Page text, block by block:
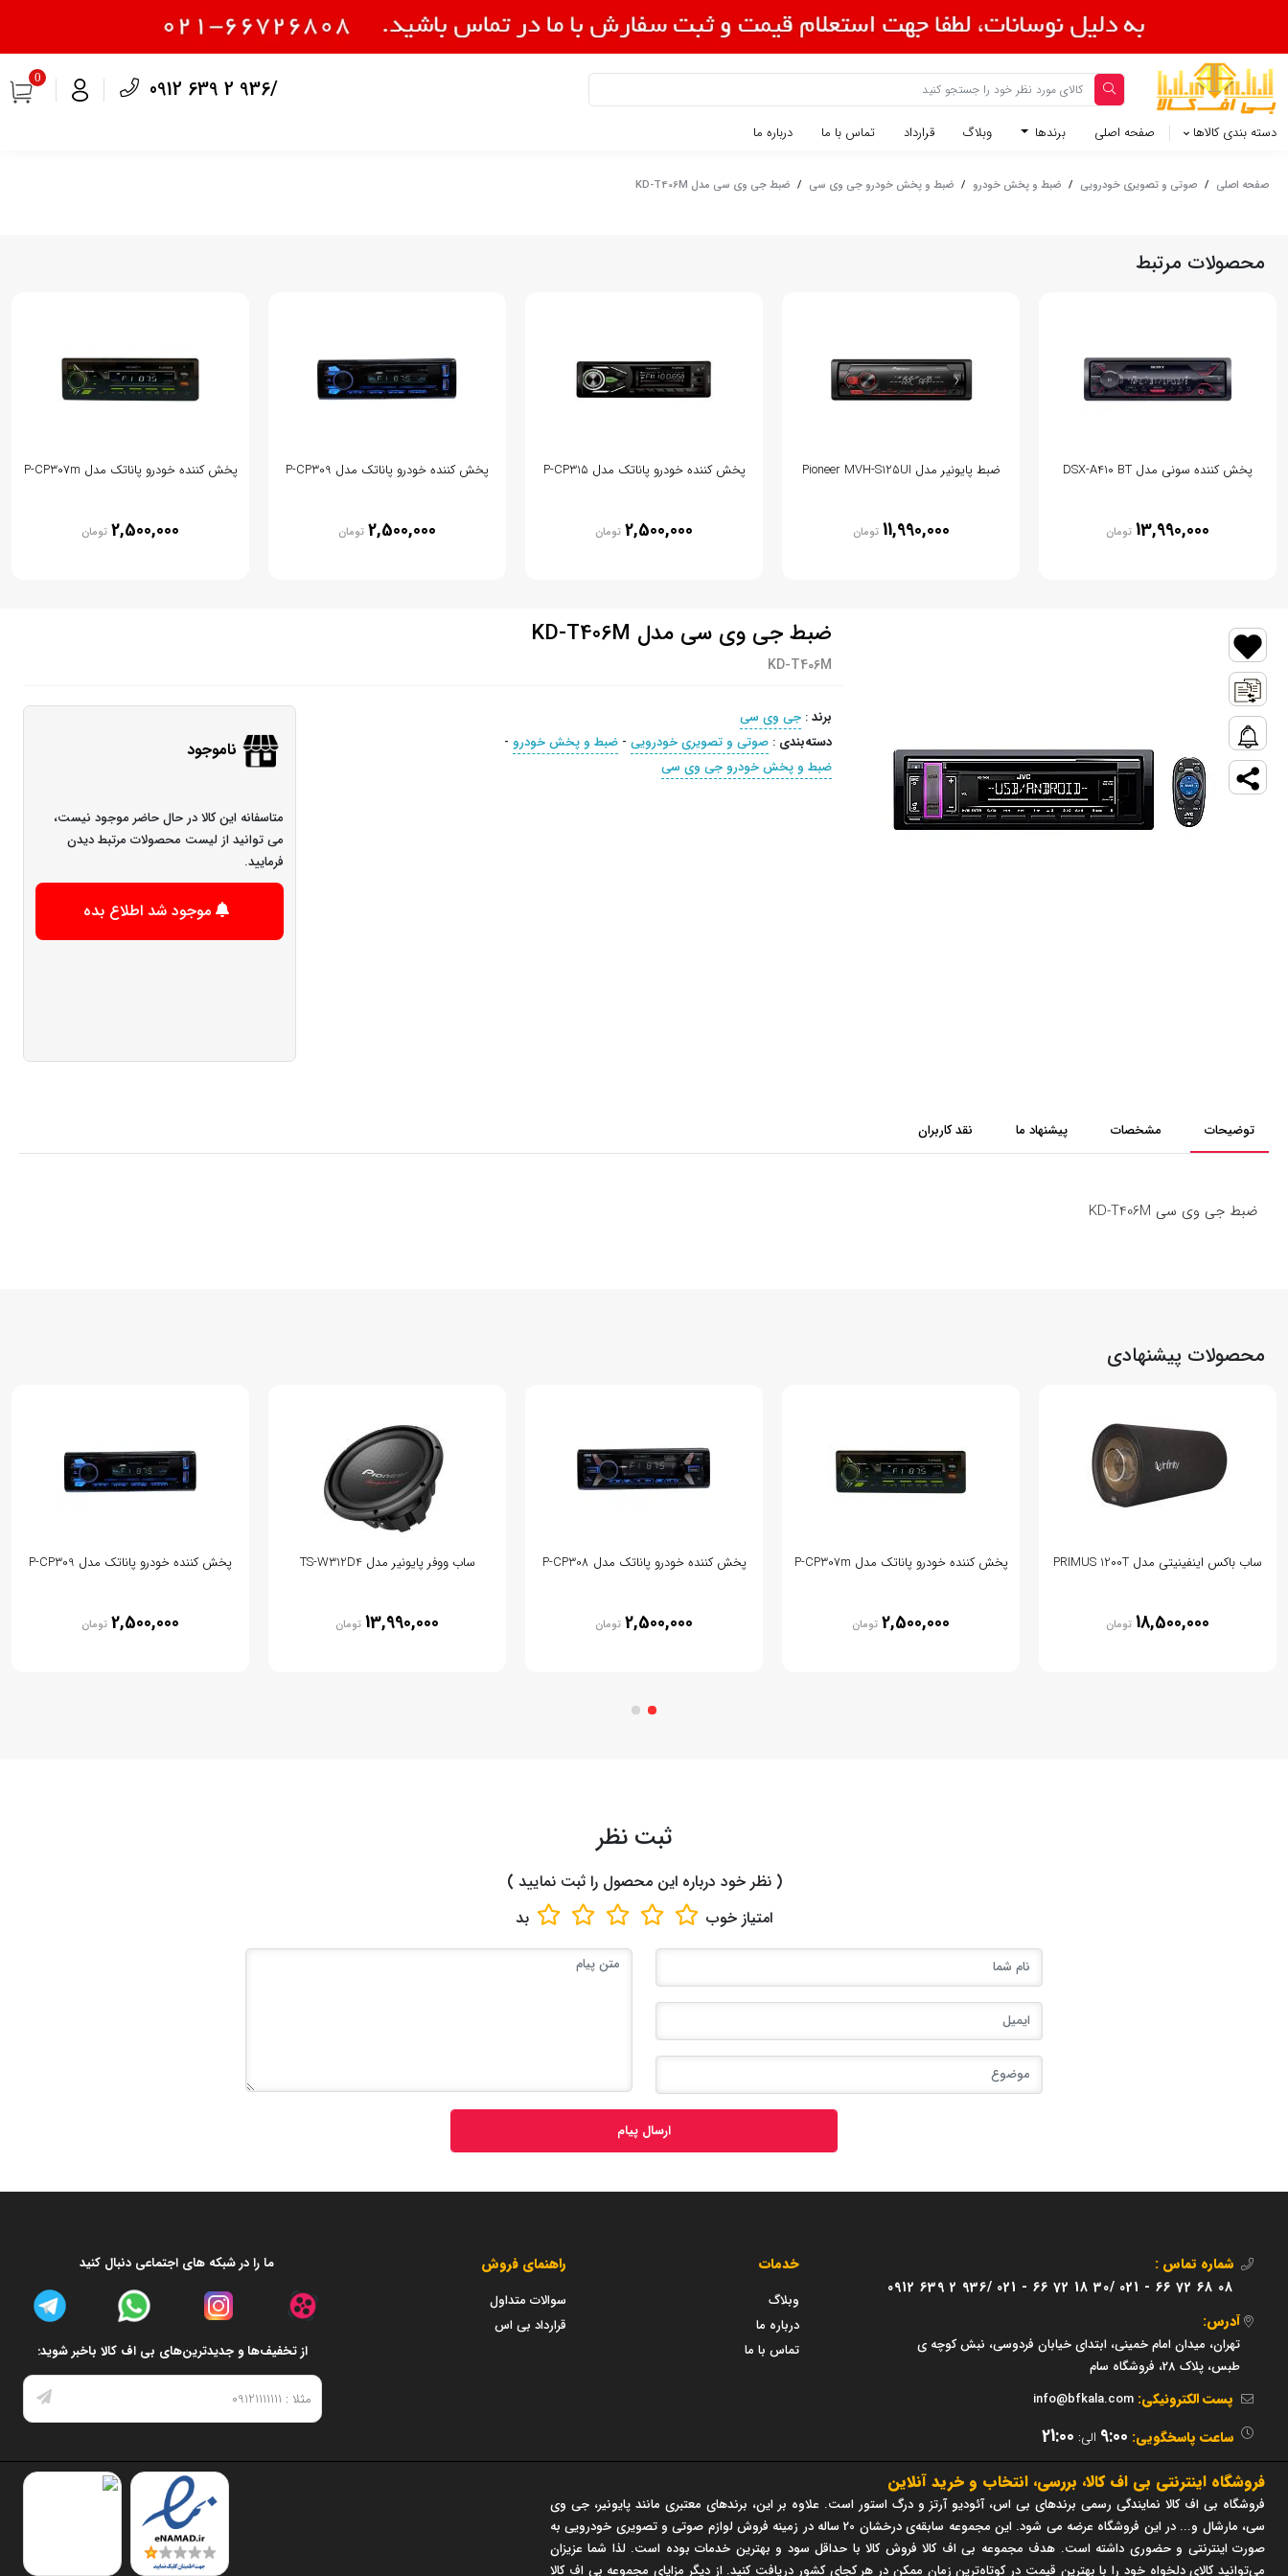
0912 639 2 936/
0
دسته بندی کالاها صفحه اصلی برندها وبلاگ قرارداد تماس با ما درباره ما
صفحه اصلی / صوتی و تصویری خودرویی / ضبط و پخش خودرو / ضبط و پخش خودرو جی وی سی / ضبط جی وی سی مدل KD-T406M
محصولات مرتبط
پخش کننده سونی مدل DSX-A410 BT
13,990,000 تومان
ضبط پایونیر مدل Pioneer MVH-S125UI
11,990,000 تومان
پخش کننده خودرو پاناتک مدل P-CP315
2,500,000 تومان
پخش کننده خودرو پاناتک مدل P-CP309
2,500,000 تومان
پخش کننده خودرو پاناتک مدل P-CP307m
2,500,000 تومان
ضبط جی وی سی مدل KD-T406M
KD-T406M
برند: جی وی سی
دسته‌بندی : صوتی و تصویری خودرویی - ضبط و پخش خودرو -
ضبط و پخش خودرو جی وی سی
ناموجود
متاسفانه این کالا در حال حاضر موجود نیست،
می توانید از لیست محصولات مرتبط دیدن
فرمایید.
موجود شد اطلاع بده
توضیحات مشخصات پیشنهاد ما نقد کاربران
ضبط جی وی سی KD-T406M
محصولات پیشنهادی
ساب باکس اینفینیتی مدل PRIMUS 1200T
18,500,000 تومان
پخش کننده خودرو پاناتک مدل P-CP307m
2,500,000 تومان
پخش کننده خودرو پاناتک مدل P-CP308
2,500,000 تومان
ساب ووفر پایونیر مدل TS-W312D4
13,990,000 تومان
پخش کننده خودرو پاناتک مدل P-CP309
2,500,000 تومان
ثبت نظر
( نظر خود درباره این محصول را ثبت نمایید )
امتیاز خوب بد
ارسال پیام
شماره تماس :
021 - 66 72 68 08
021 - 66 72 18 30/
0912 639 2 936/
آدرس:
تهران، میدان امام خمینی، ابتدای خیابان فردوسی، نبش کوچه ی
طبس، پلاک 28، فروشگاه سام
پست الکترونیکی: info@bfkala.com
ساعت پاسخگویی: 9:00 الی: 21:00
خدمات
وبلاگ
درباره ما
تماس با ما
راهنمای فروش
سوالات متداول
قرارداد بی اس
ما را در شبکه های اجتماعی دنبال کنید
از تخفیف‌ها و جدیدترین‌های بی اف کالا باخبر شوید:
فروشگاه اینترنتی بی اف کالا، بررسی، انتخاب و خرید آنلاین
فروشگاه بی اف کالا نمایندگی رسمی برندهای بی اس، آئودیو آرتز و درگ استور است. علاوه بر این، برندهای معتبری مانند پایونیر، جی وی
سی، مارشال و... در این فروشگاه عرضه می شود. این مجموعه سابقه‌ی درخشان 20 ساله در زمینه فروش لوازم صوتی و تصویری خودرویی به
صورت اینترنتی و حضوری داشته است. هدف مجموعه بی اف کالا فروش کالا با حداقل سود و بهترین خدمات بوده است. لذا شما عزیزان
می‌توانید کالای دلخواه خود را با بهترین قیمت در کوتاه‌ترین زمان ممکن در هر کجای کشور دریافت کنید. از دیگر مزایای مجموعه بی اف کالا